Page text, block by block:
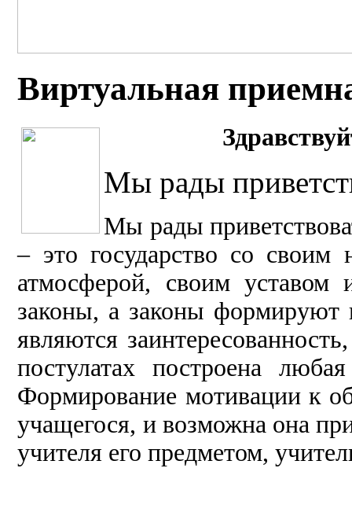
Виртуальная
Здравст
Мы рады
Мы рады п
– это государство со своим
атмосферой, своим уставом
законы, а законы формируют
являются заинтересо
постулатах построена
Формирование мотивации к
учащегося, и возможна она
учителя его предметом,